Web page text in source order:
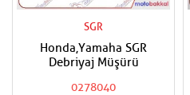
SGR
Honda,Yamaha SGR
Debriyaj Müşürü
0278040